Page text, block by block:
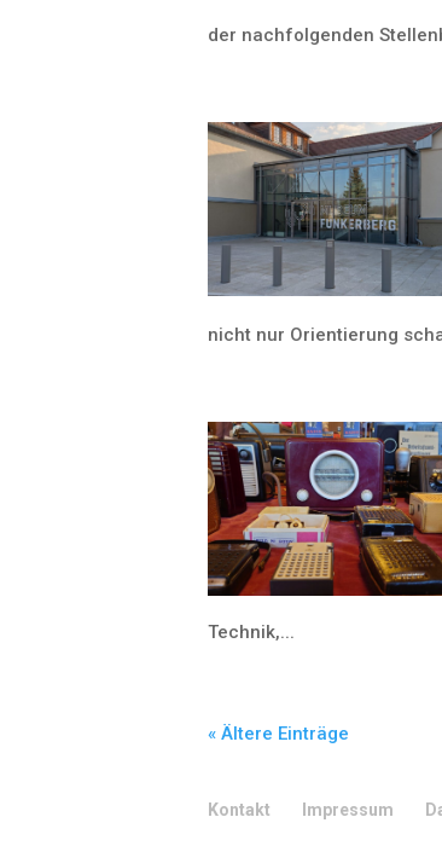
der nachfolgenden
nicht nur Orientierung
Technik,...
« Ältere Einträge
Kontakt Impressum